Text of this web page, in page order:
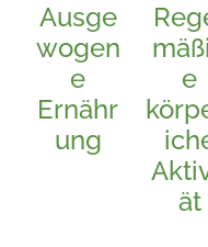
Ausge
wogen
e
Ernähr
ung
e
ät